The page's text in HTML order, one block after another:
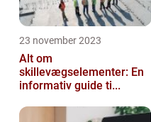
23 november 2023
Alt om
skillevægselementer: En
informativ guide ti...